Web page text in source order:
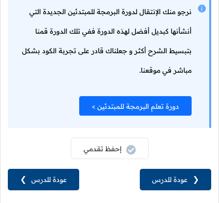
نرجو منك الإنتقال لدورة البرمجة للمبتدئين الجديدة التي
أنشأنها كبديل أفضل لهذه الدورة ففي تلك الدورة قمنا
بتبسيط الشرح أكثر و جعلناك قادر على تجربة الكود بشكل
مباشر في موقعنا.
دورة تعلم البرمجة للمبتدئين >
عودة للدرس ❯
إحفظ تقدمي
❮ عودة للدرس